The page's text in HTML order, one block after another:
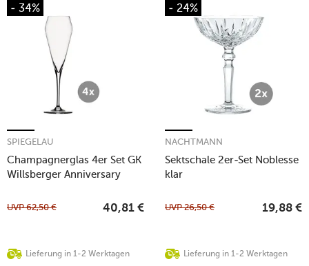
- 34%
Champagnerglas 4er Set GK
Willsberger Anniversary
SPIEGELAU
Lieferung in 1-2 Werktagen
UVP62,50 € 40,81 €
- 24%
Sektschale 2er-Set Noblesse
klar
NACHTMANN
Lieferung in 1-2 Werktagen
UVP26,50 € 19,88 €